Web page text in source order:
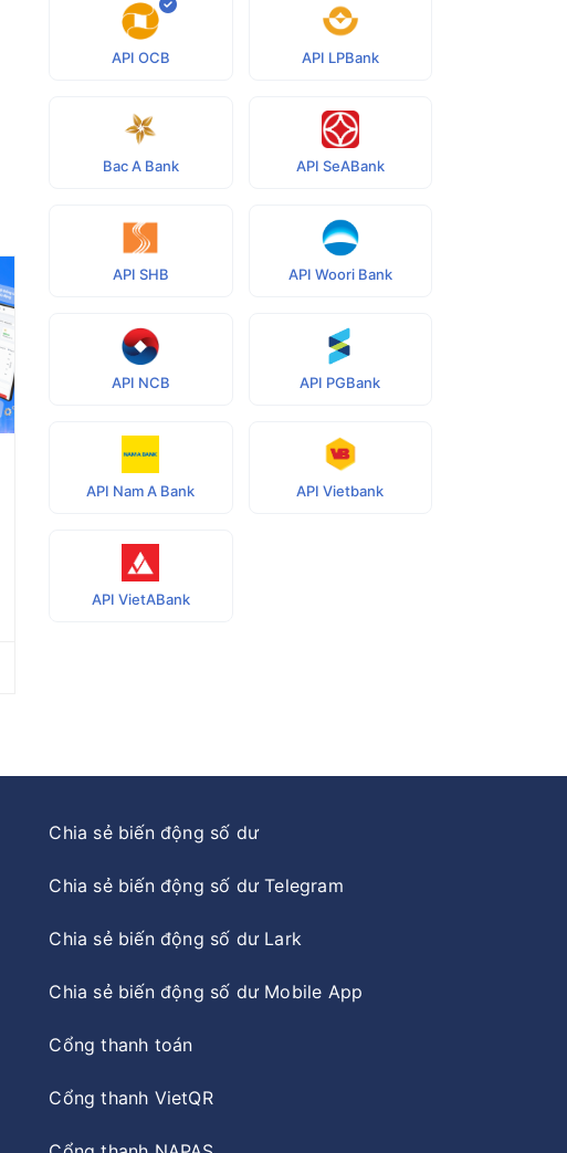
API OCB API LPBank
Bac A Bank API SeABank
API SHB API Woori Bank
API NCB API PGBank
API Nam A Bank API Vietbank
API VietABank
Chia sẻ biến động số dư
Chia sẻ biến động số dư Telegram
Chia sẻ biến động số dư Lark
Chia sẻ biến động số dư Mobile App
Cổng thanh toán
Cổng thanh VietQR